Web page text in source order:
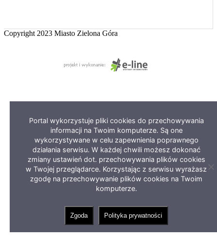
Copyright 2023 Miasto Zielona Góra
Portal wykorzystuje pliki cookies do przechowywania
informacji na Twoim komputerze. Są one
wykorzystywane w celu zapewnienia poprawnego
działania serwisu. W każdej chwili możesz dokonać
zmiany ustawień dot. przechowywania plików cookies
w Twojej przeglądarce. Korzystając z serwisu wyrażasz
zgodę na przechowywanie plików cookies na Twoim
komputerze.
Zgoda Polityka prywatności